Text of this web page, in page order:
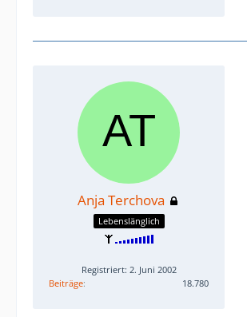
Anja Terchova
Lebenslänglich
Registriert: 2. Juni 2002
Beiträge
18.780